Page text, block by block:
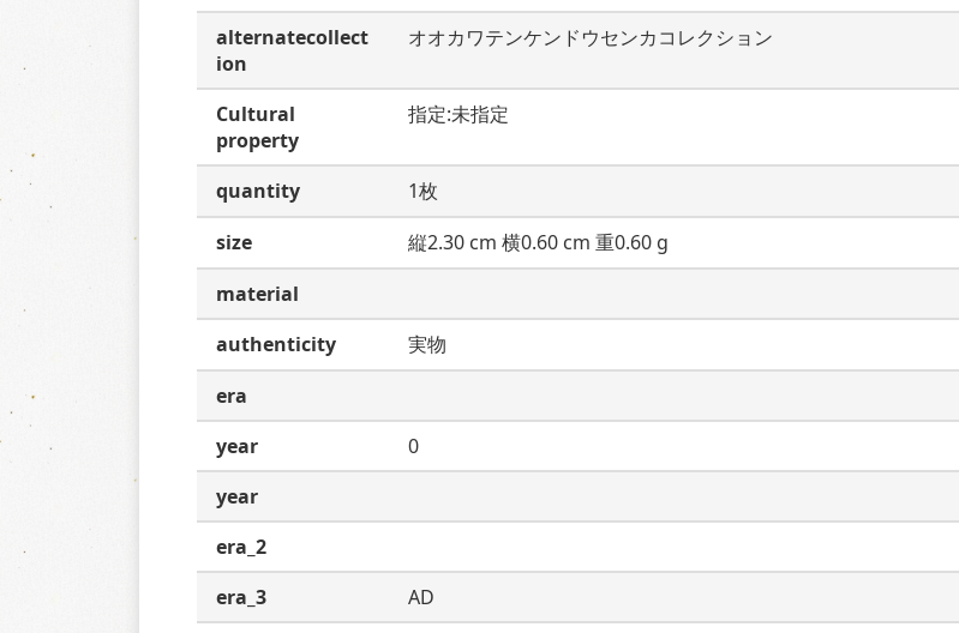
alternatecollect
ion
オオカワテンケンドウセンカコレクション
Cultural
property
指定:未指定
quantity
1枚
size
縦2.30 cm 横0.60 cm 重0.60 g
material
authenticity
実物
era
year
0
year
era_2
era_3
AD